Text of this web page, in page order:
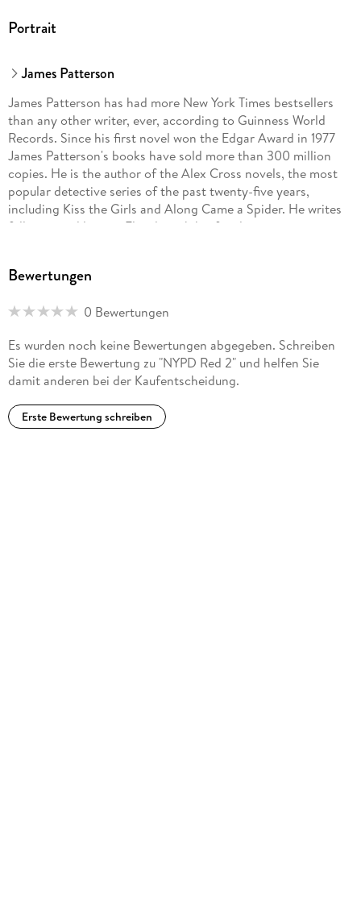
Portrait
James Patterson
James Patterson has had more New York Times bestsellers
than any other writer, ever, according to Guinness World
Records. Since his first novel won the Edgar Award in 1977
James Patterson's books have sold more than 300 million
copies. He is the author of the Alex Cross novels, the most
popular detective series of the past twenty-five years,
including Kiss the Girls and Along Came a Spider. He writes
full-time and lives in Florida with his family.
Bewertungen
0 Bewertungen
Es wurden noch keine Bewertungen abgegeben. Schreiben
Sie die erste Bewertung zu "NYPD Red 2" und helfen Sie
damit anderen bei der Kaufentscheidung.
Erste Bewertung schreiben